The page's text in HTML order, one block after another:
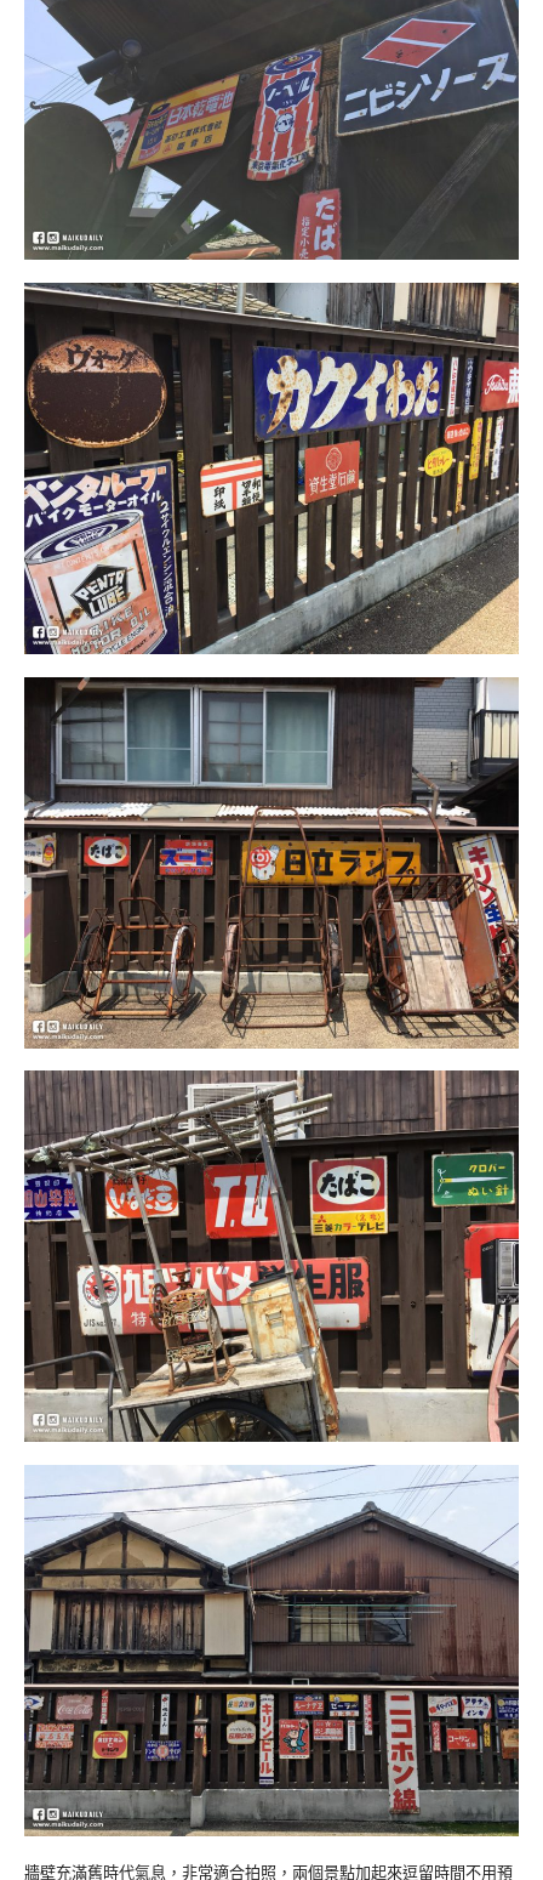
牆壁充滿舊時代氣息，非常適合拍照，兩個景點加起來逗留時間不用預